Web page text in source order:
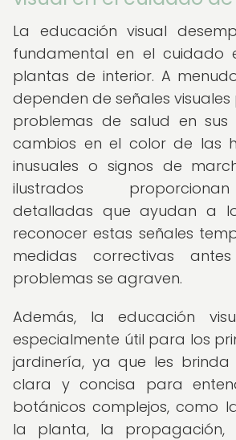
La educación visual
fundamental en el cuidado
plantas de interior. A
dependen de señales
problemas de salud en sus
cambios en el color de las
inusuales o signos de
ilustrados
detalladas que ayudan a
reconocer estas señales
medidas correctivas
problemas se agraven.
Además, la educación
especialmente útil para los
jardinería, ya que les brinda
clara y concisa para
botánicos complejos, como
la planta, la